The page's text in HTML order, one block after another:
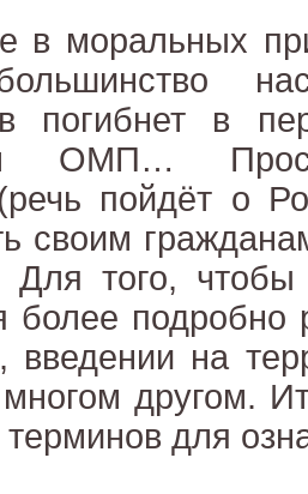
в моральных
погибнет в
ОМП…
пойдёт о
своим
Для того,
более подробно
введении на
другом.
для